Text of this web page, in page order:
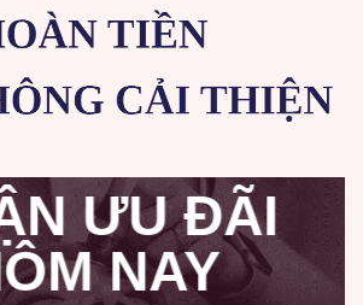
ƯU ĐÃI
NAY